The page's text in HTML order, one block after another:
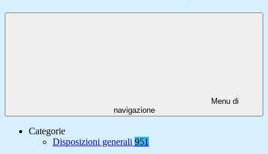
Menu di
navigazione
Categorie
Disposizioni generali 951